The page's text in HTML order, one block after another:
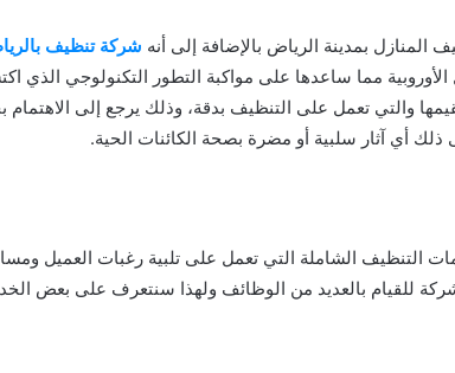
بمدينة الرياض بالإضافة إلى أنه شركة تنظيف
مما ساعدها على مواكبة التطور التكنولوجي الذي
والتي تعمل على التنظيف بدقة، وذلك يرجع إلى
ذلك أي آثار سلبية أو مضرة بصحة الكائنات الحية.
التنظيف الشاملة التي تعمل على تلبية رغبات العميل
للقيام بالعديد من الوظائف ولهذا سنتعرف على بعض